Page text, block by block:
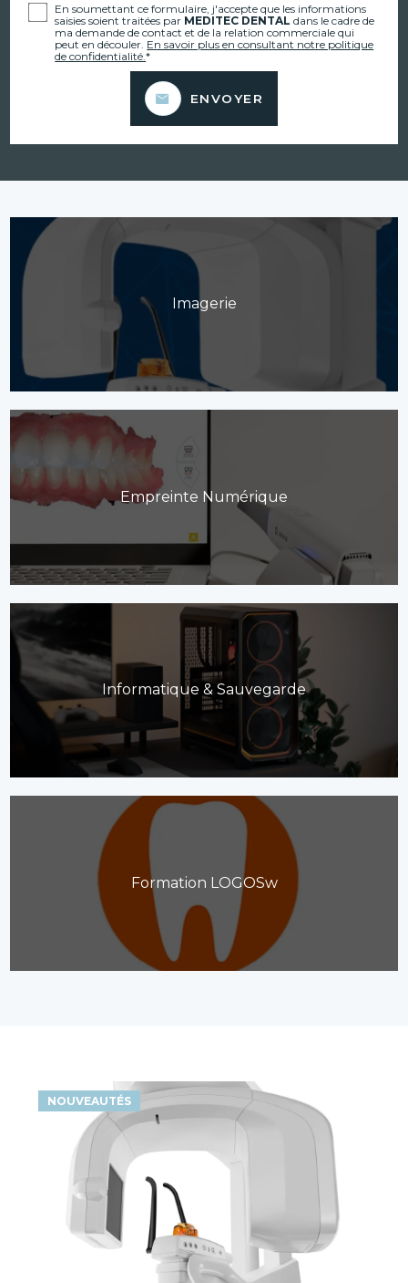
En soumettant ce formulaire, j'accepte que les informations
saisies soient traitées par MEDITEC DENTAL dans le cadre de
ma demande de contact et de la relation commerciale qui
peut en découler. En savoir plus en consultant notre politique
de confidentialité.*
ENVOYER
Imagerie
Empreinte Numérique
Informatique & Sauvegarde
Formation LOGOSw
NOUVEAUTÉS